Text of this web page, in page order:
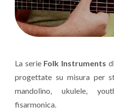
La serie Folk Instruments
progettate su misura per
mandolino, ukulele,
fisarmonica.